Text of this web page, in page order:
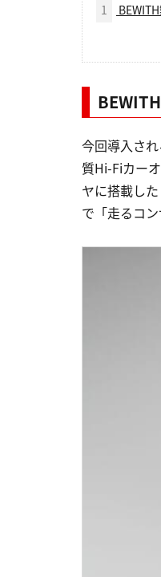
1
今回導入さ
質Hi-Fiカー
ヤに搭載し
で「走るコ